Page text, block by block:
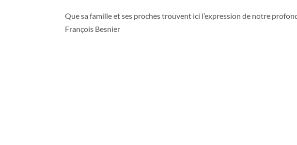
Que sa famille et ses proches trouvent ici l’expression de notre
François Besnier